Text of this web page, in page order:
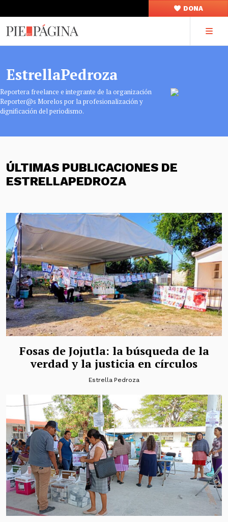
DONA
EstrellaPedroza
Reportera freelance e integrante de la organización
Reporter@s Morelos por la profesionalización y
dignificación del periodismo.
ÚLTIMAS PUBLICACIONES DE
ESTRELLAPEDROZA
Fosas de Jojutla: la búsqueda de la
verdad y la justicia en círculos
Estrella Pedroza